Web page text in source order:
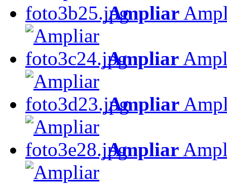
Ampliar
Ampliar
Ampliar
Ampliar